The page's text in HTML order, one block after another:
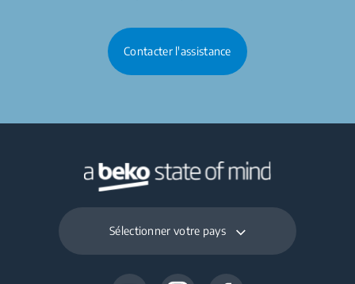
Contacter l'assistance
Sélectionner votre pays